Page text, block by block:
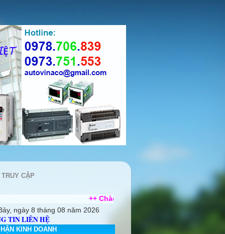
CẬP
++ Chào mừng quý khách ghé thăm website Công
ngày 8 tháng 08 năm 2026
TIN LIÊN HỆ
KINH DOANH